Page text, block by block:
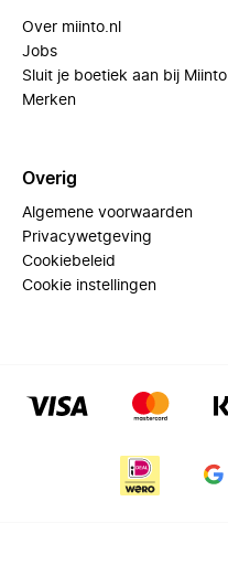
Over miinto.nl
Jobs
Sluit je boetiek aan bij Miinto
Merken
Overig
Algemene voorwaarden
Privacywetgeving
Cookiebeleid
Cookie instellingen